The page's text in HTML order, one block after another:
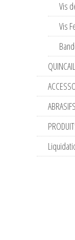
Vis
Vis